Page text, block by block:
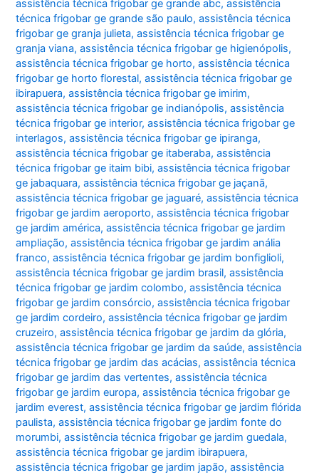
assistência técnica frigobar ge grande abc,assistência
técnica frigobar ge grande são paulo,assistência técnica
frigobar ge granja julieta,assistência técnica frigobar ge
granja viana,assistência técnica frigobar ge higienópolis,
assistência técnica frigobar ge horto,assistência técnica
frigobar ge horto florestal,assistência técnica frigobar ge
ibirapuera,assistência técnica frigobar ge imirim,
assistência técnica frigobar ge indianópolis,assistência
técnica frigobar ge interior,assistência técnica frigobar ge
interlagos,assistência técnica frigobar ge ipiranga,
assistência técnica frigobar ge itaberaba,assistência
técnica frigobar ge itaim bibi,assistência técnica frigobar
ge jabaquara,assistência técnica frigobar ge jaçanã,
assistência técnica frigobar ge jaguaré,assistência técnica
frigobar ge jardim aeroporto,assistência técnica frigobar
ge jardim américa,assistência técnica frigobar ge jardim
ampliação,assistência técnica frigobar ge jardim anália
franco,assistência técnica frigobar ge jardim bonfiglioli,
assistência técnica frigobar ge jardim brasil,assistência
técnica frigobar ge jardim colombo,assistência técnica
frigobar ge jardim consórcio,assistência técnica frigobar
ge jardim cordeiro,assistência técnica frigobar ge jardim
cruzeiro,assistência técnica frigobar ge jardim da glória,
assistência técnica frigobar ge jardim da saúde,assistência
técnica frigobar ge jardim das acácias,assistência técnica
frigobar ge jardim das vertentes,assistência técnica
frigobar ge jardim europa,assistência técnica frigobar ge
jardim everest,assistência técnica frigobar ge jardim flórida
paulista,assistência técnica frigobar ge jardim fonte do
morumbi,assistência técnica frigobar ge jardim guedala,
assistência técnica frigobar ge jardim ibirapuera,
assistência técnica frigobar ge jardim japão,assistência